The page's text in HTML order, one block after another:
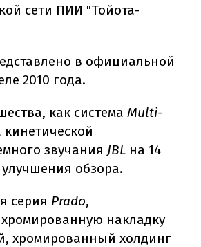
сети ПИИ "Тойота-
в официальной
2010 года.
как система Multi-
звучания JBL на 14
обзора.
серия Prado,
накладку
хромированный холдинг